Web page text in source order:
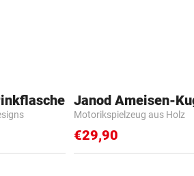
Janod Ameisen-
Motorikspielzeug aus Holz
€29,90